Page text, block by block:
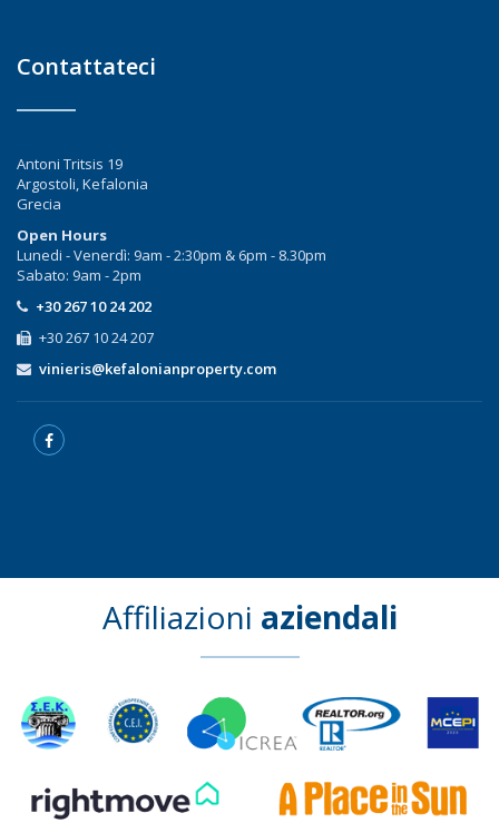
Contattateci
Antoni Tritsis 19
Argostoli, Kefalonia
Grecia
Open Hours
Lunedi - Venerdì: 9am - 2:30pm & 6pm - 8.30pm
Sabato: 9am - 2pm
+30 267 10 24 202
+30 267 10 24 207
vinieris@kefalonianproperty.com
Affiliazioni aziendali